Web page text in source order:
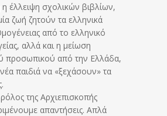
έλλειψη σχολικών βιβλίων,
ζωή ζητούν τα ελληνικά
από το ελληνικό
αλλά και η μείωση
προσωπικού από την Ελλάδα,
παιδιά να «ξεχάσουν» τα
της Αρχιεπισκοπής
απαντήσεις. Απλά